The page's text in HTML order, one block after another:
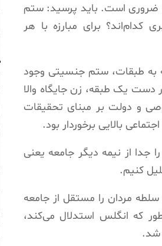
ضروری است. باید پرسید: ستم
برای مبارزه با هر
طبقات، ستم جنسیتی وجود
دست یک طبقه، زن جایگاه والا
و دولت بر مبنای تحقیقات
بالایی برخوردار بود.
جدا از نیمه دیگر جامعه یعنی
کنیم.
مردان را مستقل از جامعه
که انگلس استدلال می‌کند،
شد.